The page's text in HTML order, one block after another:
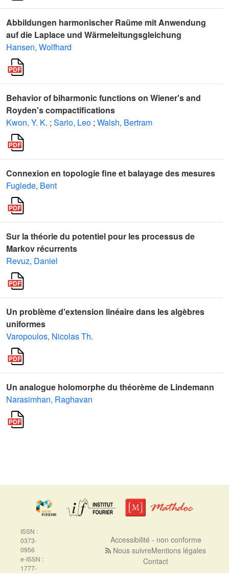
Abbildungen harmonischer Raüme mit Anwendung
auf die Laplace und Wärmeleitungsgleichung
Hansen, Wolfhard
Behavior of biharmonic functions on Wiener's and
Royden's compactifications
Kwon, Y. K. ; Sario, Leo ; Walsh, Bertram
Connexion en topologie fine et balayage des mesures
Fuglede, Bent
Sur la théorie du potentiel pour les processus de
Markov récurrents
Revuz, Daniel
Un problème d'extension linéaire dans les algèbres
uniformes
Varopoulos, Nicolas Th.
Un analogue holomorphe du théorème de Lindemann
Narasimhan, Raghavan
ISSN :
0373-
0956
e-ISSN :
1777-
Accessibilité - non conforme
Nous suivreMentions légales
Contact